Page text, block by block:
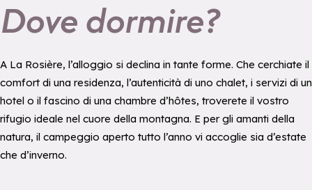
Dove dormire?
A La Rosière, l’alloggio si declina in tante forme. Che cerchiate il
comfort di una residenza, l’autenticità di uno chalet, i servizi di un
hotel o il fascino di una chambre d’hôtes, troverete il vostro
rifugio ideale nel cuore della montagna. E per gli amanti della
natura, il campeggio aperto tutto l’anno vi accoglie sia d’estate
che d’inverno.